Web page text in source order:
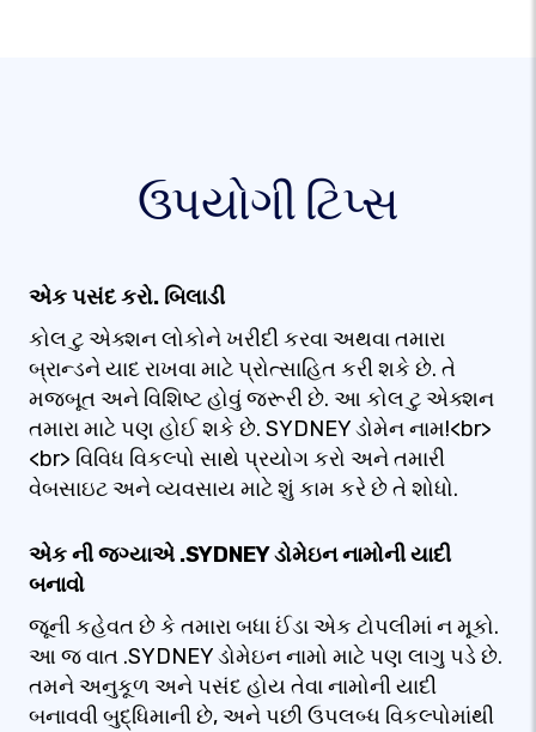
ઉપયોગી ટિપ્સ
એક પસંદ કરો. બિલાડી
કોલ ટુ એક્શન લોકોને ખરીદી કરવા અથવા તમારા
બ્રાન્ડને યાદ રાખવા માટે પ્રોત્સાહિત કરી શકે છે. તે
મજબૂત અને વિશિષ્ટ હોવું જરૂરી છે. આ કોલ ટુ એક્શન
તમારા માટે પણ હોઈ શકે છે. SYDNEY ડોમેન નામ!<br>
<br> વિવિધ વિકલ્પો સાથે પ્રયોગ કરો અને તમારી
વેબસાઇટ અને વ્યવસાય માટે શું કામ કરે છે તે શોધો.
એક ની જગ્યાએ .SYDNEY ડોમેઇન નામોની યાદી
બનાવો
જૂની કહેવત છે કે તમારા બધા ઈંડા એક ટોપલીમાં ન મૂકો.
આ જ વાત .SYDNEY ડોમેઇન નામો માટે પણ લાગુ પડે છે.
તમને અનુકૂળ અને પસંદ હોય તેવા નામોની યાદી
બનાવવી બુદ્ધિમાની છે, અને પછી ઉપલબ્ધ વિકલ્પોમાંથી